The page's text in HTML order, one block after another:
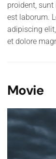
proident,
est laborum.
adipiscing
et dolore
Movie